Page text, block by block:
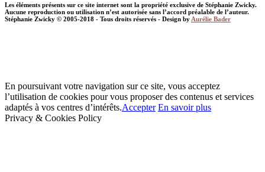
Les éléments présents sur ce site internet sont la propriété exclusive de Stéphanie Zwicky.
Aucune reproduction ou utilisation n’est autorisée sans l’accord préalable de l’auteur.
Stéphanie Zwicky © 2005-2018 - Tous droits réservés - Design by Aurélie Bader
En poursuivant votre navigation sur ce site, vous acceptez
l’utilisation de cookies pour vous proposer des contenus et services
adaptés à vos centres d’intérêts.Accepter En savoir plus
Privacy & Cookies Policy